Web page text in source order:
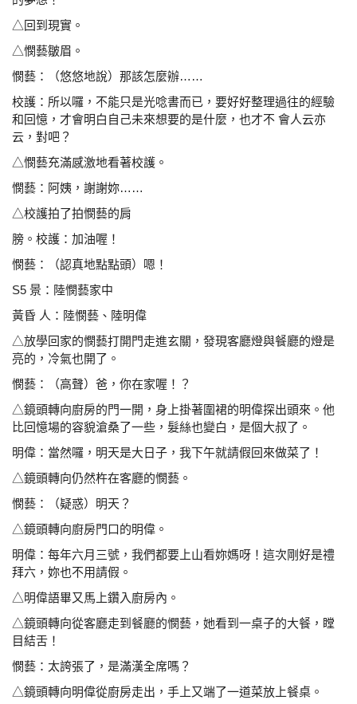
△回到現實。
△憫藝皺眉。
憫藝：（悠悠地說）那該怎麼辦……
校護：所以囉，不能只是光唸書而已，要好好整理過往的經驗
和回憶，才會明白自己未來想要的是什麼，也才不 會人云亦
云，對吧？
△憫藝充滿感激地看著校護。
憫藝：阿姨，謝謝妳……
△校護拍了拍憫藝的肩
膀。校護：加油喔！
憫藝：（認真地點點頭）嗯！
S5 景：陸憫藝家中
黃昏 人：陸憫藝、陸明偉
△放學回家的憫藝打開門走進玄關，發現客廳燈與餐廳的燈是
亮的，冷氣也開了。
憫藝：（高聲）爸，你在家喔！？
△鏡頭轉向廚房的門一開，身上掛著圍裙的明偉探出頭來。他
比回憶場的容貌滄桑了一些，髮絲也變白，是個大叔了。
明偉：當然囉，明天是大日子，我下午就請假回來做菜了！
△鏡頭轉向仍然杵在客廳的憫藝。
憫藝：（疑惑）明天？
△鏡頭轉向廚房門口的明偉。
明偉：每年六月三號，我們都要上山看妳媽呀！這次剛好是禮
拜六，妳也不用請假。
△明偉語畢又馬上鑽入廚房內。
△鏡頭轉向從客廳走到餐廳的憫藝，她看到一桌子的大餐，瞠
目結舌！
憫藝：太誇張了，是滿漢全席嗎？
△鏡頭轉向明偉從廚房走出，手上又端了一道菜放上餐桌。